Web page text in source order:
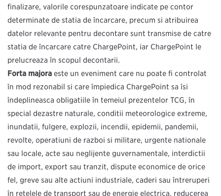
finalizare, valorile corespunzătoare indicate pe contor
determinate de stația de încărcare, precum şi atribuirea
datelor relevante pentru decontare sunt transmise de către
stația de încărcare către ChargePoint, iar ChargePoint le
prelucrează în scopul decontării.
Forța majoră este un eveniment care nu poate fi controlat
în mod rezonabil și care împiedică ChargePoint să își
îndeplinească obligațiile în temeiul prezentelor TCG, în
special dezastre naturale, condiții meteorologice extreme,
inundații, fulgere, explozii, incendii, epidemii, pandemii,
revolte, operațiuni de război și militare, urgențe naționale
sau locale, acte sau neglijențe guvernamentale, interdicții
de import, export sau tranzit, dispute economice de orice
fel, greve sau alte acțiuni industriale, căderi sau întreruperi
în rețelele de transport sau de energie electrică, reducerea